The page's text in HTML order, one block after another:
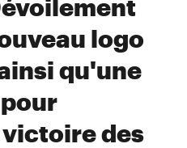
logo
qu'une
des